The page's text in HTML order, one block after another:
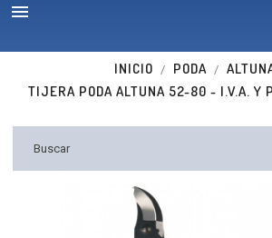

INICIO PODA
TIJERA PODA ALTUNA 52-80 - I.V.A. Y